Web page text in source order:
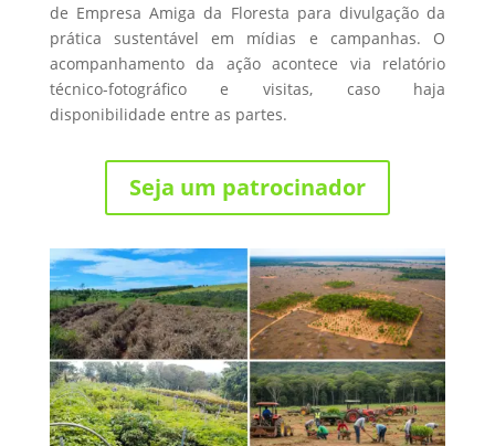
de Empresa Amiga da Floresta para divulgação da
prática sustentável em mídias e campanhas. O
acompanhamento da ação acontece via relatório
técnico-fotográfico e visitas, caso haja
disponibilidade entre as partes.
Seja um patrocinador